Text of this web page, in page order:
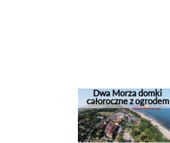
Dwa Morza domki
całoroczne z ogrodem